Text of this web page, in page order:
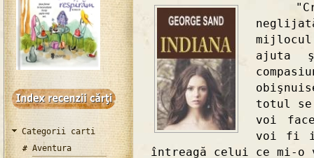
Categorii carti
Aventura
ajuta
totul se
voi
voi fi
întreagă celui ce mi-o